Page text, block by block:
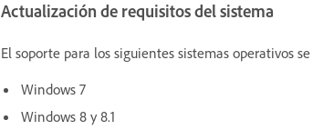
Actualización de requisitos del sistema
El soporte para los siguientes sistemas operativos
Windows 7
Windows 8 y 8.1